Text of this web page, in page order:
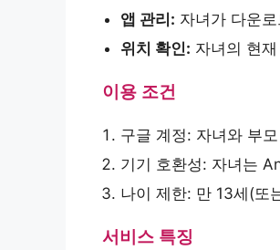
앱 관리: 자녀가 다운
위치 확인: 자녀의 현
이용 조건
구글 계정: 자녀와 부
기기 호환성: 자녀는
나이 제한: 만 13세(또
서비스 특징